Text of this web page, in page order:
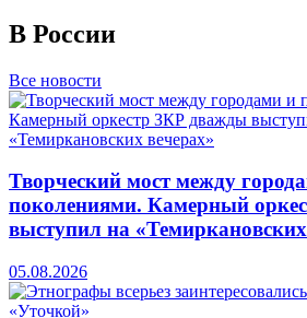
В России
Все новости
Творческий мост между
поколениями. Камерный
выступил на «Темиркановских
05.08.2026